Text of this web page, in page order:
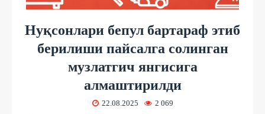
Нуқсонлари бепул бартараф этиб
берилиши пайсалга солинган
музлатгич янгисига
алмаштирилди
22.08.2025 2 069